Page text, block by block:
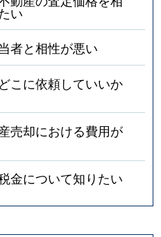
い
者と相性が悪い
こに依頼していいか
売却における費用が
金について知りたい